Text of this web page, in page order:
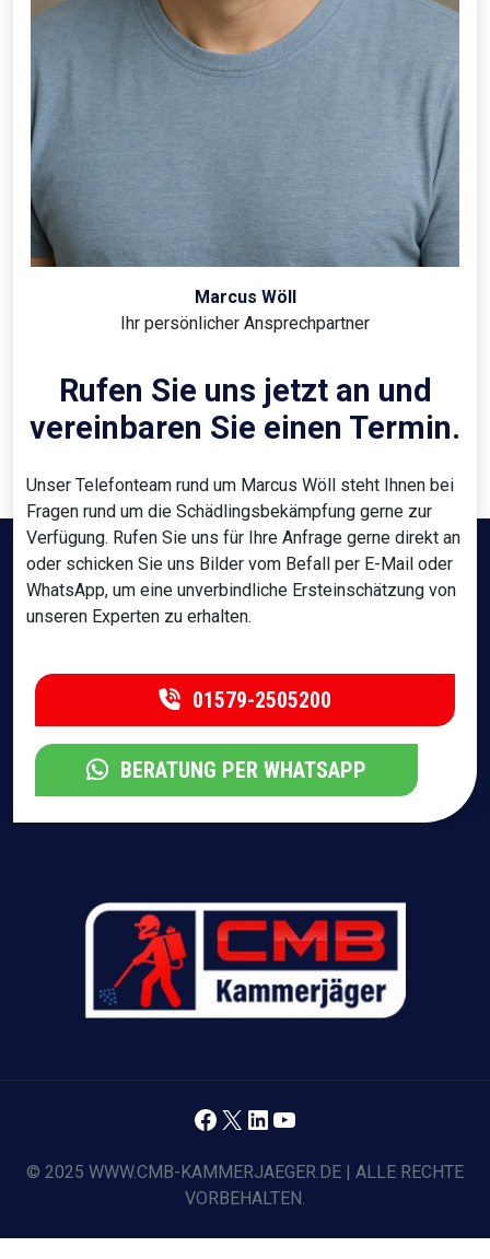
Marcus Wöll
Ihr persönlicher Ansprechpartner
Rufen Sie uns jetzt an und
vereinbaren Sie einen Termin.
Unser Telefonteam rund um Marcus Wöll steht Ihnen bei
Fragen rund um die Schädlingsbekämpfung gerne zur
Verfügung. Rufen Sie uns für Ihre Anfrage gerne direkt an
oder schicken Sie uns Bilder vom Befall per E-Mail oder
WhatsApp, um eine unverbindliche Ersteinschätzung von
unseren Experten zu erhalten.
01579-2505200
BERATUNG PER WHATSAPP
© 2025 WWW.CMB-KAMMERJAEGER.DE | ALLE RECHTE
VORBEHALTEN.
Facebook
X LinkedIn
YouTube